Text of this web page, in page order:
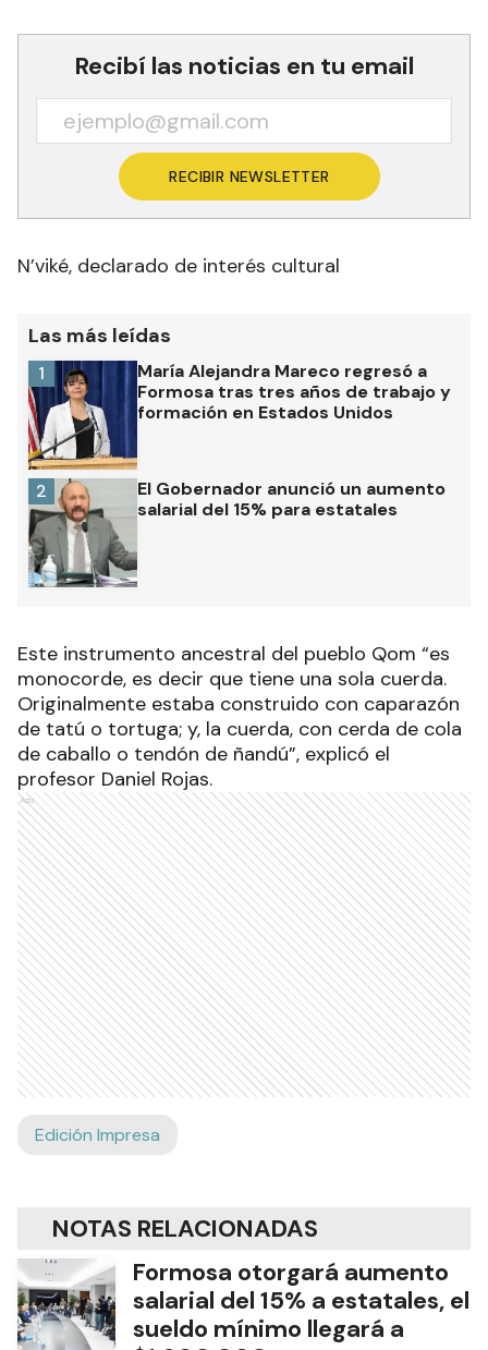
Recibí las noticias en tu email
RECIBIR NEWSLETTER
N’viké, declarado de interés cultural
Las más leídas
María Alejandra Mareco regresó a
Formosa tras tres años de trabajo y
formación en Estados Unidos
1
El Gobernador anunció un aumento
salarial del 15% para estatales
2
Este instrumento ancestral del pueblo Qom “es
monocorde, es decir que tiene una sola cuerda.
Originalmente estaba construido con caparazón
de tatú o tortuga; y, la cuerda, con cerda de cola
de caballo o tendón de ñandú”, explicó el
profesor Daniel Rojas.
Ads
Edición Impresa
NOTAS RELACIONADAS
Formosa otorgará aumento
salarial del 15% a estatales, el
sueldo mínimo llegará a